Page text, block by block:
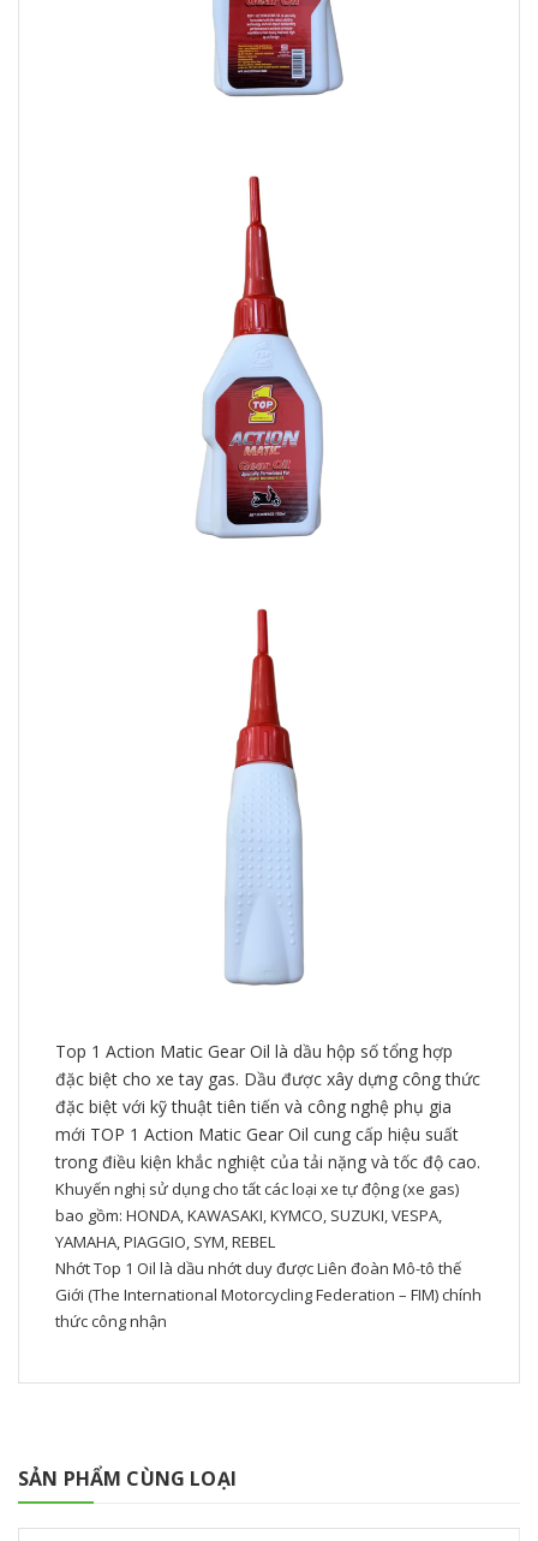
Top 1 Action Matic Gear Oil là dầu hộp số tổng hợp
đặc biệt cho xe tay gas. Dầu được xây dựng công thức
đặc biệt với kỹ thuật tiên tiến và công nghệ phụ gia
mới TOP 1 Action Matic Gear Oil cung cấp hiệu suất
trong điều kiện khắc nghiệt của tải nặng và tốc độ cao.
Khuyến nghị sử dụng cho tất các loại xe tự động (xe gas)
bao gồm: HONDA, KAWASAKI, KYMCO, SUZUKI, VESPA,
YAMAHA, PIAGGIO, SYM, REBEL
Nhớt Top 1 Oil là dầu nhớt duy được Liên đoàn Mô-tô thế
Giới (The International Motorcycling Federation – FIM) chính
thức công nhận
SẢN PHẨM CÙNG LOẠI